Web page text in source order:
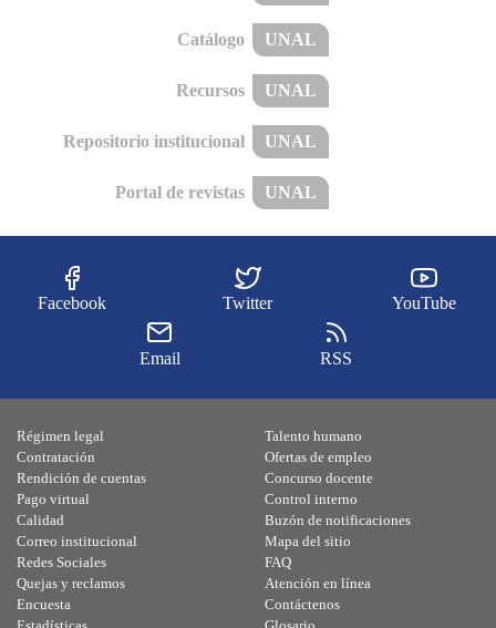
Catálogo UNAL
Recursos UNAL
Repositorio institucional UNAL
Portal de revistas UNAL
Facebook Twitter YouTube
Email RSS
Régimen legal
Contratación
Rendición de cuentas
Pago virtual
Calidad
Talento humano
Ofertas de empleo
Concurso docente
Control interno
Buzón de notificaciones
Correo institucional
Redes Sociales
Quejas y reclamos
Encuesta
Mapa del sitio
FAQ
Atención en línea
Contáctenos